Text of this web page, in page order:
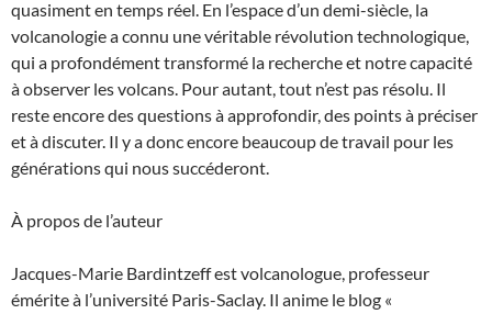
quasiment en temps réel. En l’espace d’un demi-siècle, la
volcanologie a connu une véritable révolution technologique,
qui a profondément transformé la recherche et notre capacité
à observer les volcans. Pour autant, tout n’est pas résolu. Il
reste encore des questions à approfondir, des points à préciser
et à discuter. Il y a donc encore beaucoup de travail pour les
générations qui nous succéderont.
À propos de l’auteur
Jacques-Marie Bardintzeff est volcanologue, professeur
émérite à l’université Paris-Saclay. Il anime le blog «